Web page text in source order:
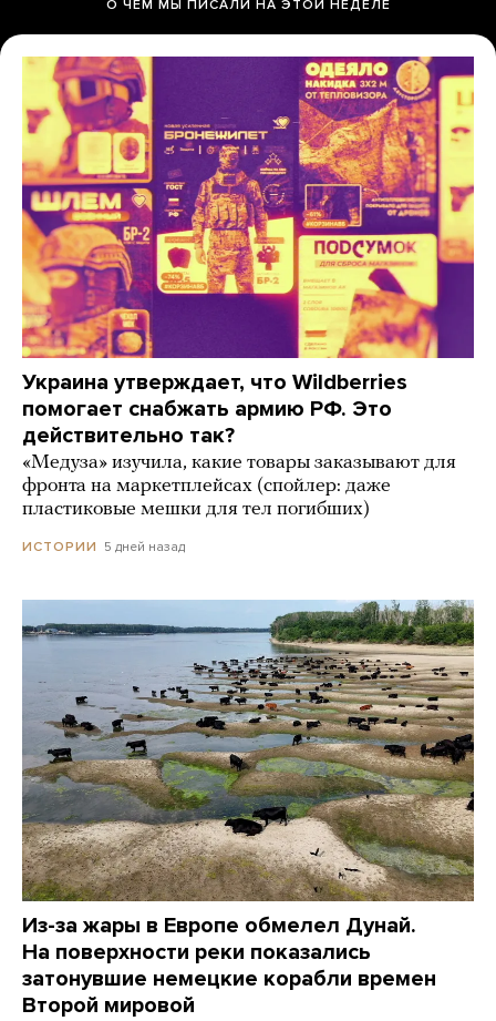
О ЧЕМ МЫ ПИСАЛИ НА ЭТОЙ НЕДЕЛЕ
Украина утверждает, что Wildberries
помогает снабжать армию РФ. Это
действительно так?
«Медуза» изучила, какие товары заказывают для
фронта на маркетплейсах (спойлер: даже
пластиковые мешки для тел погибших)
ИСТОРИИ 5 дней назад
Из-за жары в Европе обмелел Дунай.
На поверхности реки показались
затонувшие немецкие корабли времен
Второй мировой